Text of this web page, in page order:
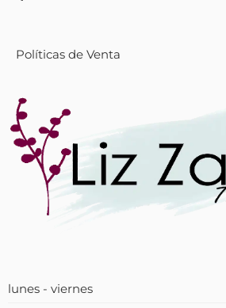
Políticas de Venta
lunes - viernes